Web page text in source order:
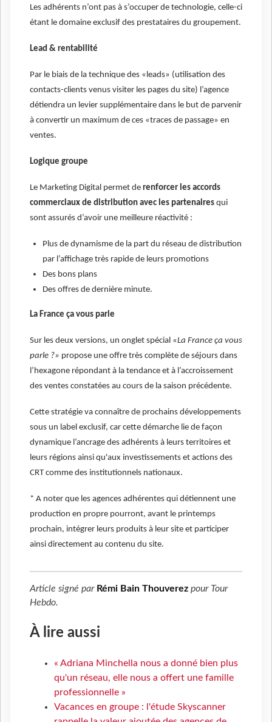
Les adhérents n’ont pas à s’occuper de technologie, celle-ci
étant le domaine exclusif des prestataires du groupement.
Lead & rentabilité
Par le biais de la technique des «leads» (utilisation des
contacts-clients venus visiter les pages du site) l’agence
détiendra un levier supplémentaire dans le but de parvenir
à convertir un maximum de ces «traces de passage» en
ventes.
Logique groupe
Le Marketing Digital permet de renforcer les accords
commerciaux de distribution avec les partenaires qui
sont assurés d’avoir une meilleure réactivité :
Plus de dynamisme de la part du réseau de distribution
par l’affichage très rapide de leurs promotions
Des bons plans
Des offres de dernière minute.
La France ça vous parle
Sur les deux versions, un onglet spécial «La France ça vous
parle ?» propose une offre très complète de séjours dans
l’hexagone répondant à la tendance et à l’accroissement
des ventes constatées au cours de la saison précédente.
Cette stratégie va connaître de prochains développements
sous un label exclusif, car cette démarche lie de façon
dynamique l’ancrage des adhérents à leurs territoires et
leurs régions ainsi qu'aux investissements et actions des
CRT comme des institutionnels nationaux.
* A noter que les agences adhérentes qui détiennent une
production en propre pourront, avant le printemps
prochain, intégrer leurs produits à leur site et participer
ainsi directement au contenu du site.
Article signé par Rémi Bain Thouverez pour Tour
Hebdo.
À lire aussi
« Adriana Minchella nous a donné bien plus
qu'un réseau, elle nous a offert une famille
professionnelle »
Vacances en groupe : l'étude Skyscanner